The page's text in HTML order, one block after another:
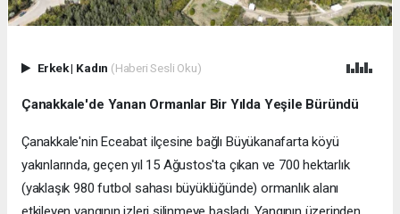
Erkek| Kadın (Haberi Sesli Oku)
Çanakkale'de Yanan Ormanlar Bir Yılda Yeşile Büründü
Çanakkale'nin Eceabat ilçesine bağlı Büyükanafarta köyü
yakınlarında, geçen yıl 15 Ağustos'ta çıkan ve 700 hektarlık
(yaklaşık 980 futbol sahası büyüklüğünde) ormanlık alanı